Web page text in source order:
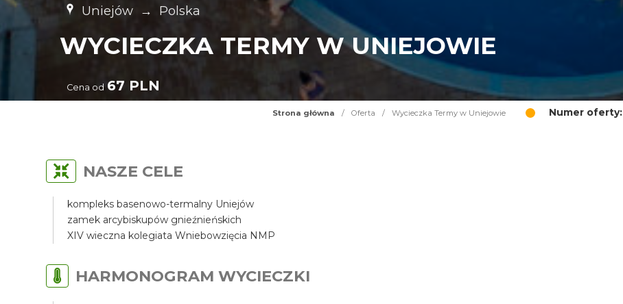
Uniejów → Polska
WYCIECZKA TERMY W UNIEJOWIE
Cena od 67 PLN
Strona główna / Oferta / Wycieczka Termy w Uniejowie Numer oferty:
NASZE CELE
kompleks basenowo-termalny Uniejów
zamek arcybiskupów gnieźnieńskich
XIV wieczna kolegiata Wniebowzięcia NMP
HARMONOGRAM WYCIECZKI